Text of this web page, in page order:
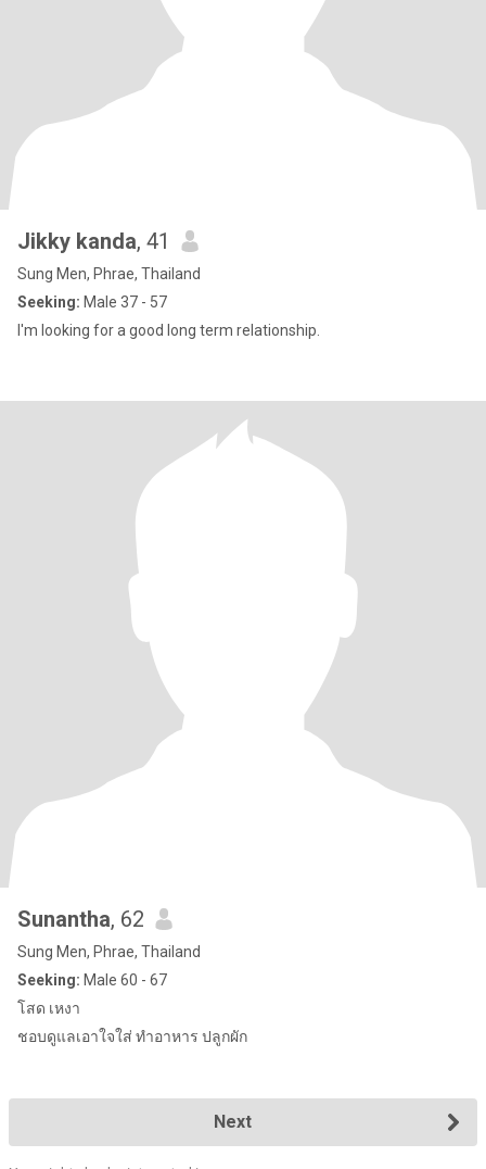
Jikky kanda, 41
Sung Men, Phrae, Thailand
Seeking: Male 37 - 57
I'm looking for a good long term relationship.
Sunantha, 62
Sung Men, Phrae, Thailand
Seeking: Male 60 - 67
โสด​ เหงา
ชอบดูแล​เอาใจใส่​ ทำอาหาร​ ปลูกผัก
Next